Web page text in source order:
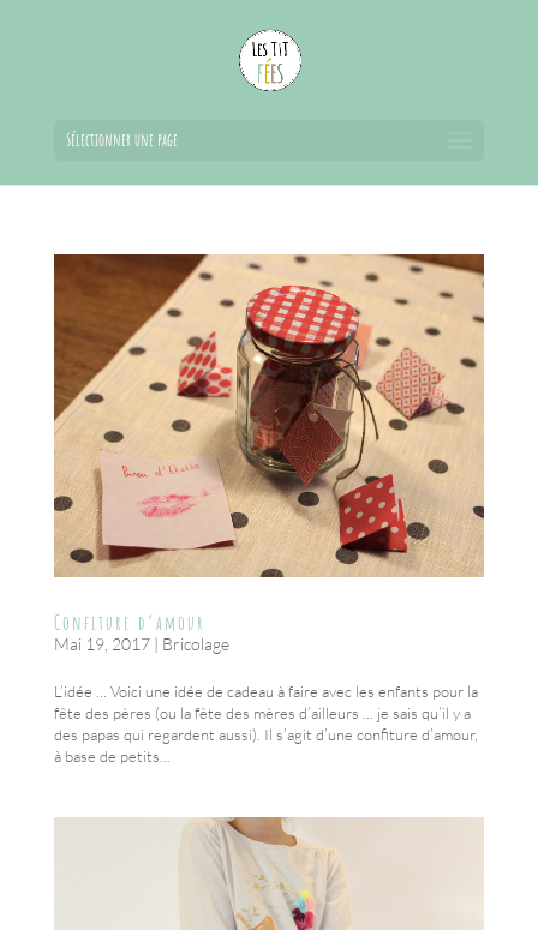
Sélectionner une page
Confiture d’amour
Mai 19, 2017| Bricolage
L’idée … Voici une idée de cadeau à faire avec les enfants pour la
fête des pères (ou la fête des mères d’ailleurs … je sais qu’il y a
des papas qui regardent aussi). Il s’agit d’une confiture d’amour,
à base de petits...